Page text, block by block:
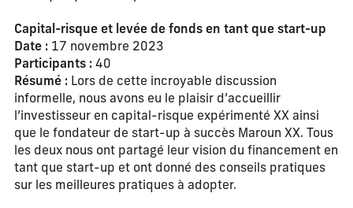
Capital-risque et levée de fonds en tant que start-up
Date : 17 novembre 2023
Participants : 40
Résumé : Lors de cette incroyable discussion
informelle, nous avons eu le plaisir d’accueillir
l’investisseur en capital-risque expérimenté XX ainsi
que le fondateur de start-up à succès Maroun XX. Tous
les deux nous ont partagé leur vision du financement en
tant que start-up et ont donné des conseils pratiques
sur les meilleures pratiques à adopter.